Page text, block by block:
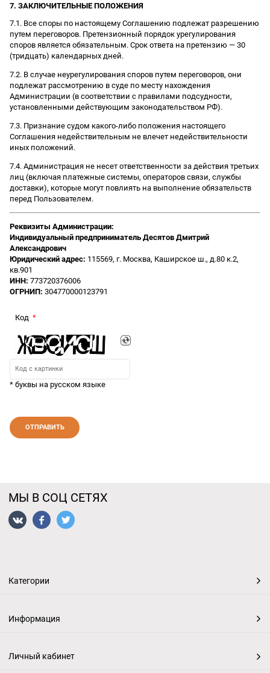
7. ЗАКЛЮЧИТЕЛЬНЫЕ ПОЛОЖЕНИЯ
7.1. Все споры по настоящему Соглашению подлежат разрешению
путем переговоров. Претензионный порядок урегулирования
споров является обязательным. Срок ответа на претензию — 30
(тридцать) календарных дней.
7.2. В случае неурегулирования споров путем переговоров, они
подлежат рассмотрению в суде по месту нахождения
Администрации (в соответствии с правилами подсудности,
установленными действующим законодательством РФ).
7.3. Признание судом какого-либо положения настоящего
Соглашения недействительным не влечет недействительности
иных положений.
7.4. Администрация не несет ответственности за действия третьих
лиц (включая платежные системы, операторов связи, службы
доставки), которые могут повлиять на выполнение обязательств
перед Пользователем.
Реквизиты Администрации:
Индивидуальный предприниматель Десятов Дмитрий
Александрович
Юридический адрес: 115569, г. Москва, Каширское ш., д.80 к.2,
кв.901
ИНН: 773720376006
ОГРНИП: 304770000123791
Код
* буквы на русском языке
МЫ В СОЦ СЕТЯХ
Категории
Информация
Личный кабинет